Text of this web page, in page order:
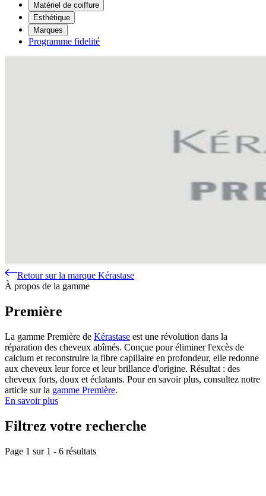
Matériel de coiffure
Esthétique
Marques
Programme fidelité
Retour sur la marque Kérastase
À propos de la gamme
Première
La gamme Première de Kérastase est une révolution dans la
réparation des cheveux abîmés. Conçue pour éliminer l'excès de
calcium et reconstruire la fibre capillaire en profondeur, elle redonne
aux cheveux leur force et leur brillance d'origine. Résultat : des
cheveux forts, doux et éclatants. Pour en savoir plus, consultez notre
article sur la gamme Première.
En savoir plus
Filtrez votre recherche
Page 1 sur 1 - 6 résultats